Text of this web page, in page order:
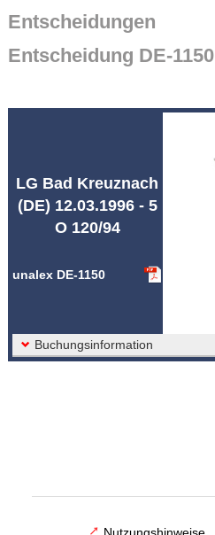
Normtexte
Rechtsprechung
Entscheidungen
Entscheidung DE-1150
LG Bad Kreuznach
(DE) 12.03.1996 - 5
O 120/94
unalex DE-1150
Buchungsinformation
Nutzungshinweise